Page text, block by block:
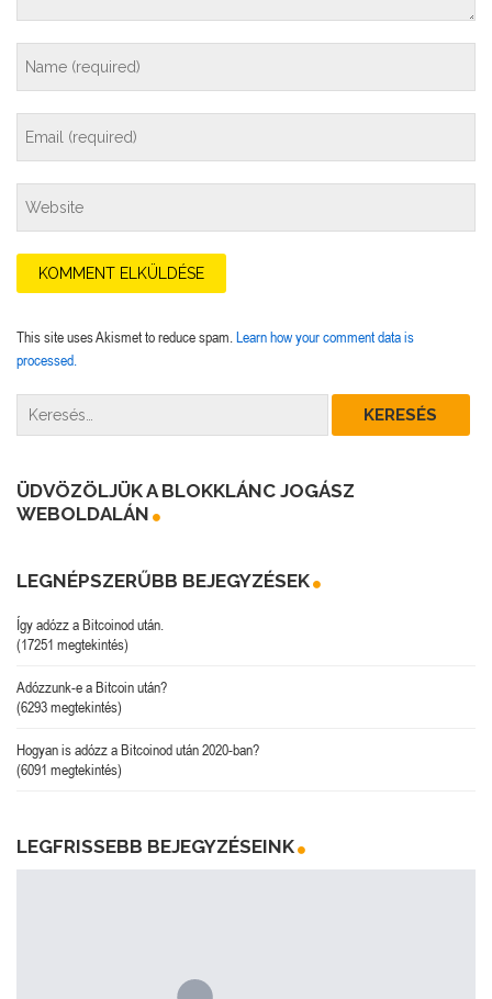
This site uses Akismet to reduce spam. Learn how your comment data is
processed.
ÜDVÖZÖLJÜK A BLOKKLÁNC JOGÁSZ
WEBOLDALÁN
LEGNÉPSZERŰBB BEJEGYZÉSEK
Így adózz a Bitcoinod után.
(17251 megtekintés)
Adózzunk-e a Bitcoin után?
(6293 megtekintés)
Hogyan is adózz a Bitcoinod után 2020-ban?
(6091 megtekintés)
LEGFRISSEBB BEJEGYZÉSEINK